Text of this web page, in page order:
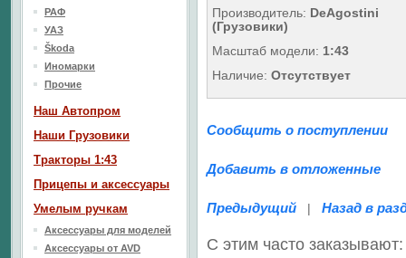
Производитель: DeAgostini
(Грузовики)
Масштаб модели: 1:43
Наличие: Отсутствует
Сообщить о поступлении
Добавить в отложенные
Предыдущий | Назад в
С этим часто заказывают:
РАФ
УАЗ
Škoda
Иномарки
Прочие
Наш Aвтопром
Наши Грузовики
Тракторы 1:43
Прицепы и аксессуары
Умелым ручкам
Аксессуары для моделей
Аксессуары от AVD